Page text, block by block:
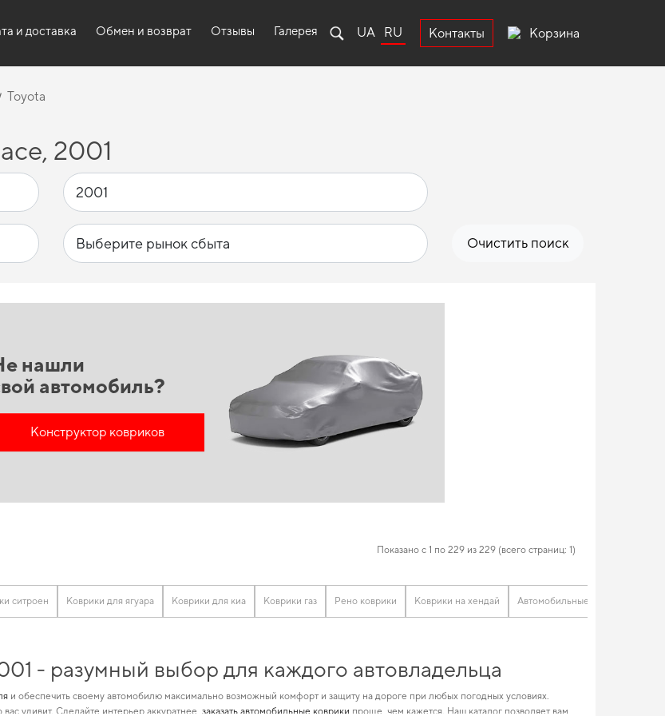
и доставка Обмен и возврат Отзывы Галерея UA RU Контакты Корзина
Toyota
2001
Очистить поиск
нашли
автомобиль?
Конструктор ковриков
Показано с 1 по 229 из 229 (всего страниц: 1)
ситроен Коврики для ягуара Коврики для киа Коврики газ Рено коврики Коврики на хендай Автомобильные коврики toyota
- разумный выбор для каждого автовладельца
и обеспечить своему автомобилю максимально возможный комфорт и защиту на дороге при любых погодных условиях.
вас удивит. Сделайте интерьер аккуратнее, заказать автомобильные коврики проще, чем кажется. Наш каталог позволяет вам